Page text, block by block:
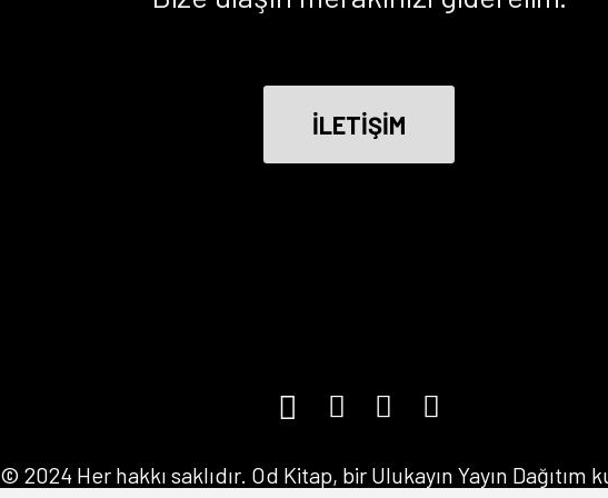
İLETİŞİM
© 2024 Her hakkı saklıdır. Od Kitap, bir Ulukayın Yayın Dağıtım